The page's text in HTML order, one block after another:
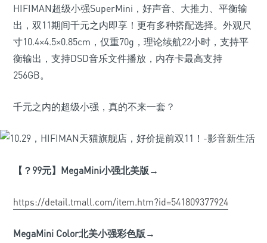
HIFIMAN超级小强SuperMini，好声音、大推力、平衡输
出，双11期间千元之内即享！更有多种搭配选择。外观尺
寸10.4×4.5×0.85cm，仅重70g，理论续航22小时，支持平
衡输出，支持DSD音乐文件播放，内存卡最高支持
256GB。
千元之内的超级小强，真的不来一套？
【？99元】MegaMini小强北美版→
https://detail.tmall.com/item.htm?id=541809377924
MegaMini Color北美小强彩色版→